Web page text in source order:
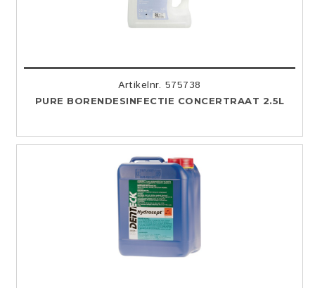
Artikelnr. 575738
PURE BORENDESINFECTIE CONCERTRAAT 2.5L